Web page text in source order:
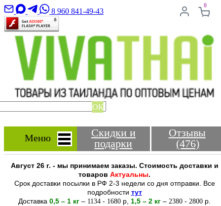
8 960 841-49-43
0
ОК
Меню
Скидки и
подарки
Отзывы
(476)
Август 26 г. - мы принимаем заказы. Стоимость доставки и
товаров Актуальны.
Срок доставки посылки в РФ 2-3 недели со дня отправки. Все
подробности тут
Доставка 0,5 – 1 кг – 1134 - 1680 р 1,5 – 2 кг – 2380 - 2800 р.